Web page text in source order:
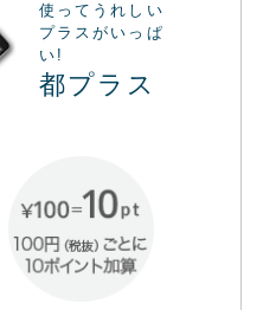
使ってうれしい
プラスがいっぱ
い!
都プラス